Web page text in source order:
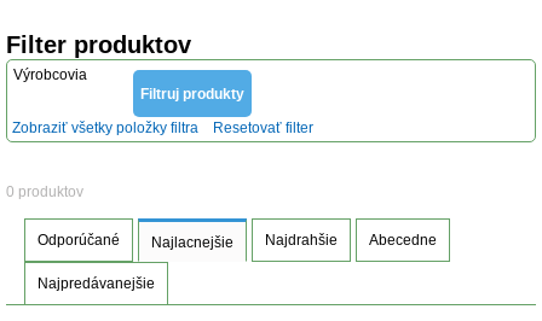
Filter produktov
Výrobcovia
Zobraziť všetky položky filtra Resetovať filter
0 produktov
Odporúčané Najlacnejšie Najdrahšie Abecedne
Najpredávanejšie